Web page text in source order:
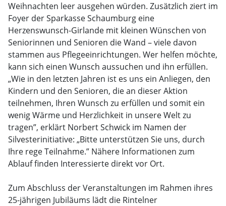
Weihnachten leer ausgehen würden. Zusätzlich ziert im
Foyer der Sparkasse Schaumburg eine
Herzenswunsch-Girlande mit kleinen Wünschen von
Seniorinnen und Senioren die Wand – viele davon
stammen aus Pflegeeinrichtungen. Wer helfen möchte,
kann sich einen Wunsch aussuchen und ihn erfüllen.
„Wie in den letzten Jahren ist es uns ein Anliegen, den
Kindern und den Senioren, die an dieser Aktion
teilnehmen, Ihren Wunsch zu erfüllen und somit ein
wenig Wärme und Herzlichkeit in unsere Welt zu
tragen”, erklärt Norbert Schwick im Namen der
Silvesterinitiative: „Bitte unterstützen Sie uns, durch
Ihre rege Teilnahme.” Nähere Informationen zum
Ablauf finden Interessierte direkt vor Ort.
Zum Abschluss der Veranstaltungen im Rahmen ihres
25-jährigen Jubiläums lädt die Rintelner